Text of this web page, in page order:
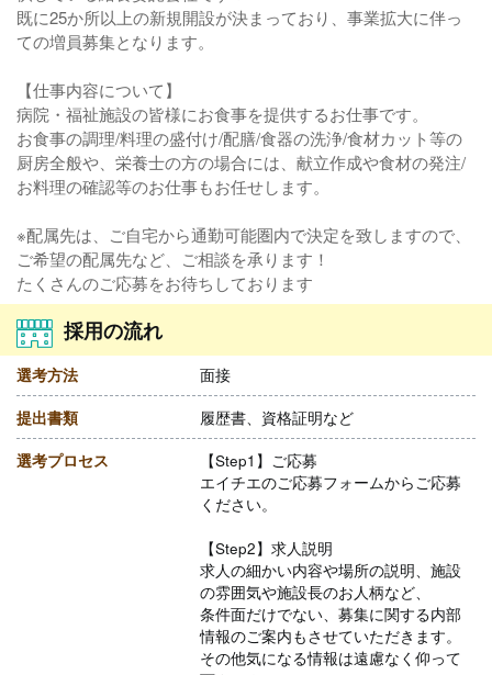
既に25か所以上の新規開設が決まっており、事業拡大に伴っ
ての増員募集となります。
【仕事内容について】
病院・福祉施設の皆様にお食事を提供するお仕事です。
お食事の調理/料理の盛付け/配膳/食器の洗浄/食材カット等の
厨房全般や、栄養士の方の場合には、献立作成や食材の発注/
お料理の確認等のお仕事もお任せします。
※配属先は、ご自宅から通勤可能圏内で決定を致しますので、
ご希望の配属先など、ご相談を承ります！
たくさんのご応募をお待ちしております
採用の流れ
選考方法 面接
提出書類 履歴書、資格証明など
選考プロセス
【Step1】ご応募
エイチエのご応募フォームからご応募
ください。
【Step2】求人説明
求人の細かい内容や場所の説明、施設
の雰囲気や施設長のお人柄など、
条件面だけでない、募集に関する内部
情報のご案内もさせていただきます。
その他気になる情報は遠慮なく仰って